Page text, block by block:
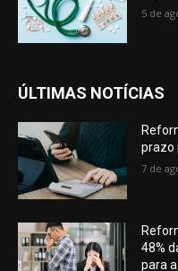
5 de
ÚLTIMAS NOTÍCIAS
prazo
7 de
48%
para